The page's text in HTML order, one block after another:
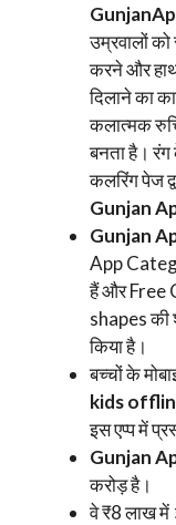
उम्रवालों
करने और
दिलाने का
कलात्मक
बनता है।
कलरिंग पेज
Gunjan
Gunjan
App
हैं और Free
shapes की
किया है।
बच्चों के
kids
इस एप्प में
Gunjan
करोड़ है।
वे ₹8 लाख में